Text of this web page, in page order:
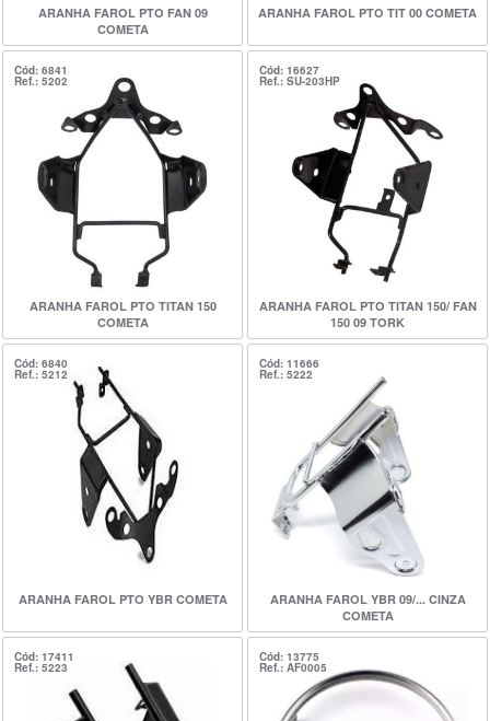
ARANHA FAROL PTO FAN 09
COMETA
ARANHA FAROL PTO TIT 00 COMETA
Cód: 6841
Ref.: 5202
ARANHA FAROL PTO TITAN 150
COMETA
Cód: 16627
Ref.: SU-203HP
ARANHA FAROL PTO TITAN 150/ FAN
150 09 TORK
Cód: 6840
Ref.: 5212
ARANHA FAROL PTO YBR COMETA
Cód: 11666
Ref.: 5222
ARANHA FAROL YBR 09/... CINZA
COMETA
Cód: 17411
Ref.: 5223
Cód: 13775
Ref.: AF0005